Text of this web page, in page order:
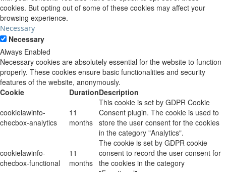
cookies. But opting out of some of these cookies may affect your
browsing experience.
Necessary
Necessary
Always Enabled
Necessary cookies are absolutely essential for the website to function
properly. These cookies ensure basic functionalities and security
features of the website, anonymously.
Cookie
DurationDescription
cookielawinfo-
checbox-analytics
11
months
This cookie is set by GDPR Cookie
Consent plugin. The cookie is used to
store the user consent for the cookies
in the category "Analytics".
cookielawinfo-
checbox-functional
11
months
The cookie is set by GDPR cookie
consent to record the user consent for
the cookies in the category